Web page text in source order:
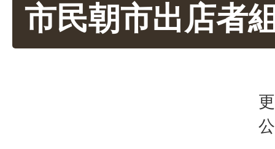
市民朝市出店者